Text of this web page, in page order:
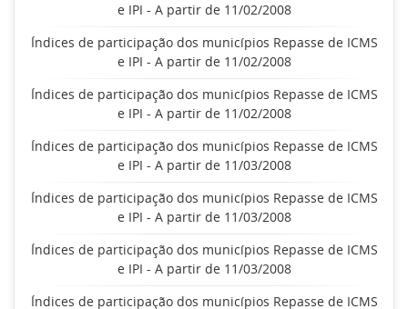
e IPI - A partir de 11/02/2008
Índices de participação dos municípios Repasse de ICMS
e IPI - A partir de 11/02/2008
Índices de participação dos municípios Repasse de ICMS
e IPI - A partir de 11/02/2008
Índices de participação dos municípios Repasse de ICMS
e IPI - A partir de 11/03/2008
Índices de participação dos municípios Repasse de ICMS
e IPI - A partir de 11/03/2008
Índices de participação dos municípios Repasse de ICMS
e IPI - A partir de 11/03/2008
Índices de participação dos municípios Repasse de ICMS